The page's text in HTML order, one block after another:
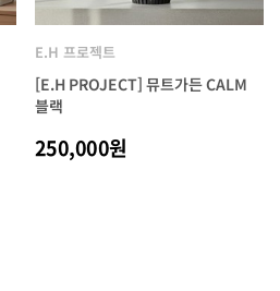
E.H 프로젝트
[E.H PROJECT] 뮤트가든 CALM
블랙
250,000원